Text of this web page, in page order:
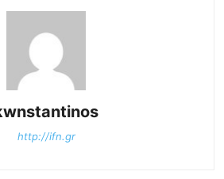
http://ifn.gr